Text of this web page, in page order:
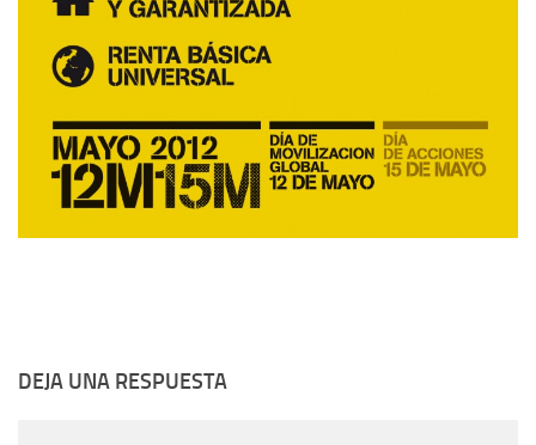
DEJA UNA RESPUESTA